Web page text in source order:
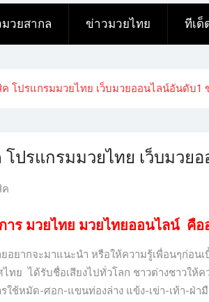
วยสากล ข่าวมวยไทย ทีเด็
โปรแกรมมวยไทย เว็บมวยออนไลน์อันดับ1
ปรแกรมมวยไทย เว็บมวย
าร มวยไทย มวยไทยออนไลน์ คือ
อยากจะมาแนะนำ หรือให้ความรู้เพื่อนๆก่อนเ
ไทย ได้รับชื่อเสียงไปทั่วโลก ชาวต่างชาวให้
ใช้หมัด-ศอก-แขนท่องล่าง แข้ง-เข่า-เท้า-ฝ่า